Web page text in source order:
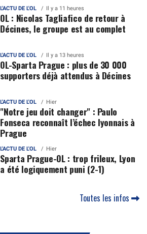
L'ACTU DE L'OL Il y a 11 heures
OL : Nicolas Tagliafico de retour à
Décines, le groupe est au complet
L'ACTU DE L'OL Il y a 13 heures
OL-Sparta Prague : plus de 30 000
supporters déjà attendus à Décines
L'ACTU DE L'OL Hier
"Notre jeu doit changer" : Paulo
Fonseca reconnaît l’échec lyonnais à
Prague
L'ACTU DE L'OL Hier
Sparta Prague-OL : trop frileux, Lyon
a été logiquement puni (2-1)
Toutes les infos